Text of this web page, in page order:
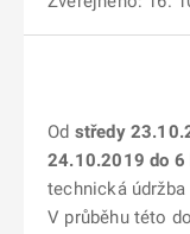
Od středy
24.10.2019 do 6
technická
V průběhu této